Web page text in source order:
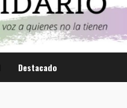
Destacado